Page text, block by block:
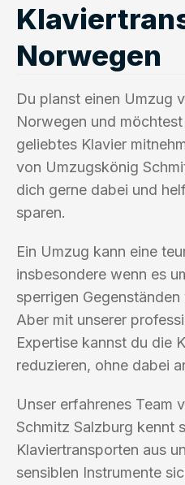
Norwegen
Du planst einen Umzug
Norwegen und
geliebtes Klavier
von Umzugskönig
dich gerne dabei und
sparen.
Ein Umzug kann eine
insbesondere wenn es
sperrigen
Aber mit unserer
Expertise kannst du die
reduzieren, ohne dabei
Unser erfahrenes Team
Schmitz Salzburg kennt
Klaviertransporten aus
sensiblen Instrumente